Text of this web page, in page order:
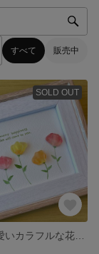
すべて 販売中
SOLD OUT